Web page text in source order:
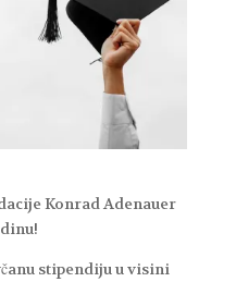
Konrad Adenauer
stipendiju u visini